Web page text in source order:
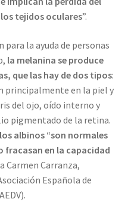
tejidos oculares”.
la ayuda de personas
la melanina se produce
que las hay de dos tipos:
principalmente en la piel y
del ojo, oído interno y
pigmentado de la retina.
albinos “son normales
fracasan en la capacidad
Carmen Carranza,
Española de